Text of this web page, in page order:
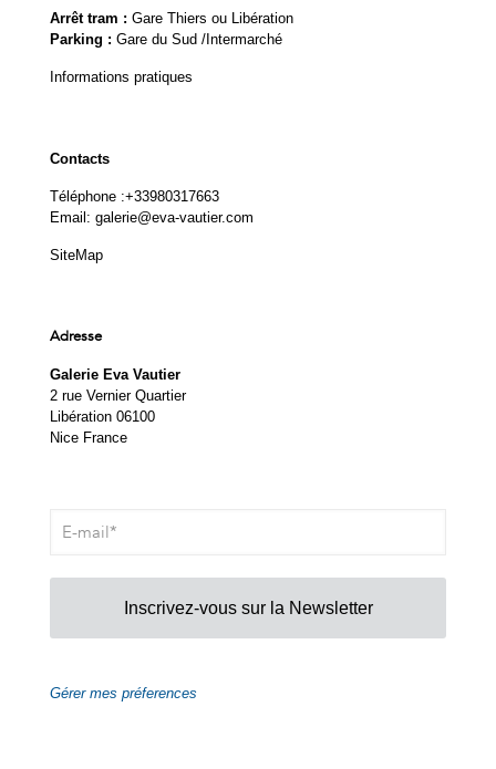
Arrêt tram : Gare Thiers ou Libération
Parking : Gare du Sud /Intermarché
Informations pratiques
Contacts
Téléphone :+33980317663
Email: galerie@eva-vautier.com
SiteMap
Adresse
Galerie Eva Vautier
2 rue Vernier Quartier
Libération 06100
Nice France
Inscrivez-vous sur la Newsletter
Gérer mes préferences